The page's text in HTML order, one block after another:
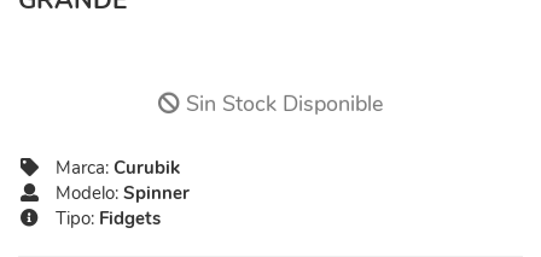
Sin Stock Disponible
Marca: Curubik
Modelo: Spinner
Tipo: Fidgets